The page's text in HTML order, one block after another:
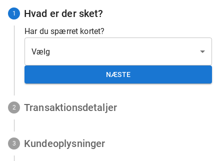
1 Hvad er der sket?
Har du spærret kortet?
NÆSTE
2 Transaktionsdetaljer
3 Kundeoplysninger